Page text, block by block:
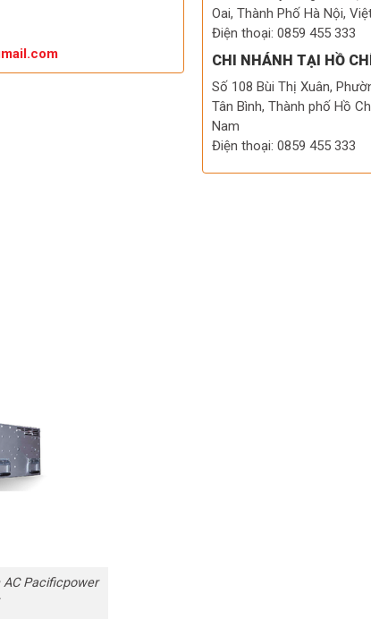
Oai, Thành Phố Hà Nội,
Điện thoại: 0859 455 333
CHI NHÁNH TẠI HỒ
Số 108 Bùi Thị Xuân,
Tân Bình, Thành phố Hồ
Nam
Điện thoại: 0859 455 333
Pacificpower